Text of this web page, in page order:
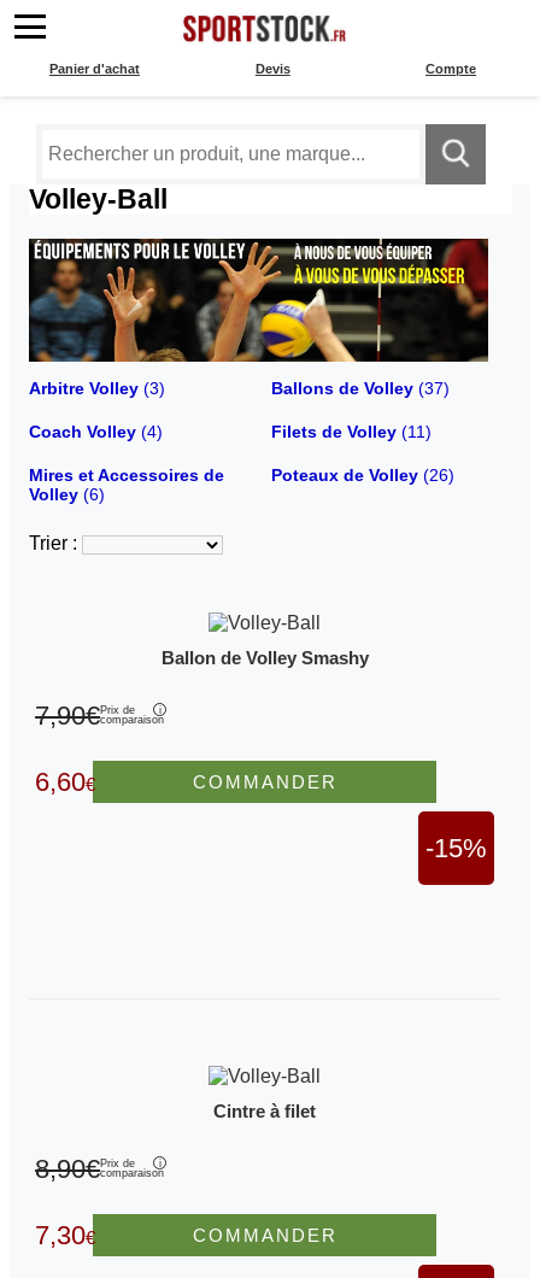
Compte
Devis
Panier d'achat
Volley-Ball
Arbitre Volley (3) Ballons de Volley(37)
Coach Volley (4) Filets de Volley(11)
Mires et Accessoires de
Volley (6)
Poteaux de Volley(26)
Trier :
Ballon de Volley Smashy
7,90€Prix de
comparaison
6,60€
-15%
COMMANDER
Cintre à filet
8,90€Prix de
comparaison
7,30€ COMMANDER